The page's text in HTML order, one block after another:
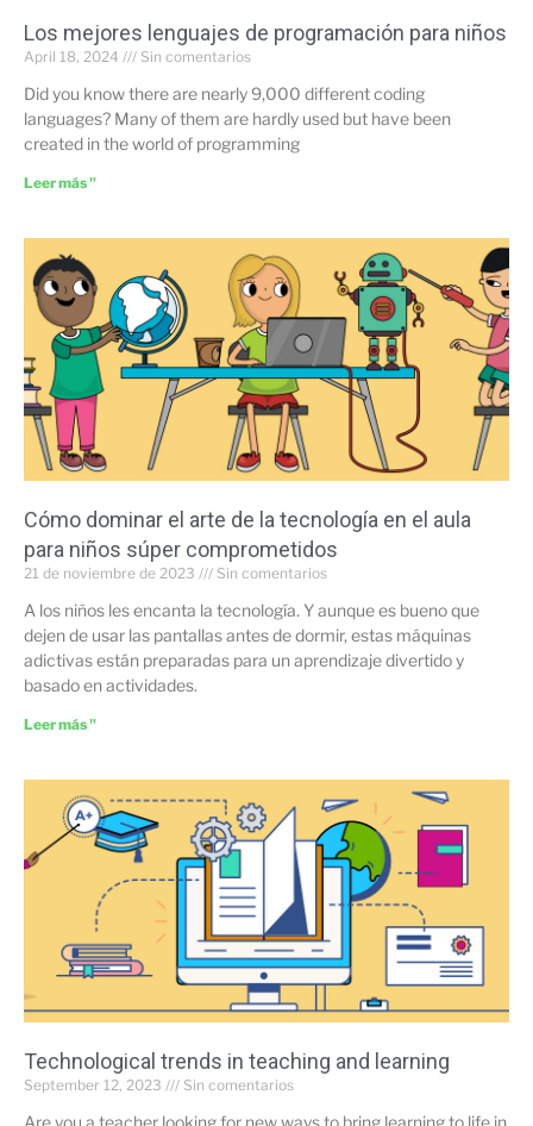
Los mejores lenguajes de programación para niños
April 18, 2024 Sin comentarios
Did you know there are nearly 9,000 different coding
languages? Many of them are hardly used but have been
created in the world of programming
Leer más "
Cómo dominar el arte de la tecnología en el aula
para niños súper comprometidos
21 de noviembre de 2023 Sin comentarios
A los niños les encanta la tecnología. Y aunque es bueno que
dejen de usar las pantallas antes de dormir, estas máquinas
adictivas están preparadas para un aprendizaje divertido y
basado en actividades.
Leer más "
Technological trends in teaching and learning
September 12, 2023 Sin comentarios
Are you a teacher looking for new ways to bring learning to life in